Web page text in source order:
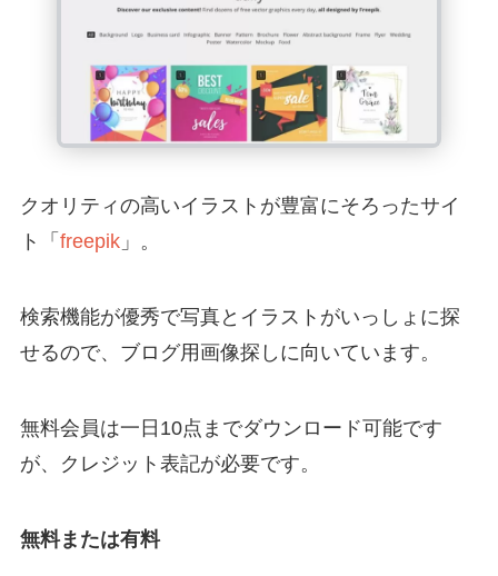
クオリティの高いイラストが豊富にそろったサイ
ト「 freepik」。
検索機能が優秀で写真とイラストがいっしょに探
せるので、ブログ用画像探しに向いています。
無料会員は一日10点までダウンロード可能です
が、クレジット表記が必要です。
無料または有料